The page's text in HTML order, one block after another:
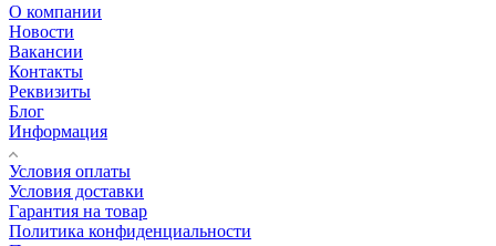
О компании
Новости
Вакансии
Контакты
Реквизиты
Блог
Информация
Условия оплаты
Условия доставки
Гарантия на товар
Политика конфиденциальности